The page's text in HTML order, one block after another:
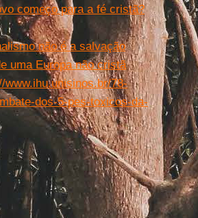
começo para a fé cristã?
não é a salvação
uma Europa não cristã
www.ihu.unisinos.br/78-
dos-5-pes-toxicos-da-